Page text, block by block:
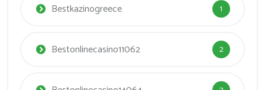
Bestkazinogreece 1
Bestonlinecasino11062 2